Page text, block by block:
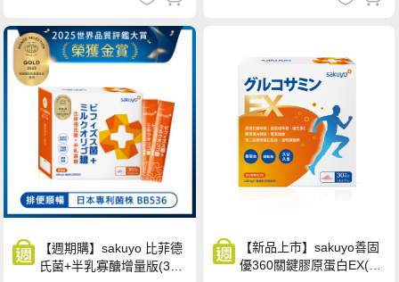
【週期購】sakuyo 比菲德
氏菌+半乳寡醣增量版(30
【新品上市】sakuyo善固
優360關鍵膠原蛋白EX(30